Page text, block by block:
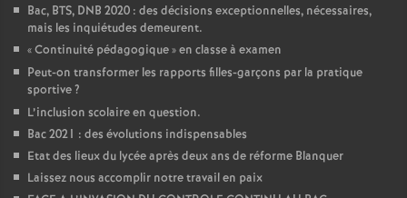
Bac, BTS, DNB 2020 : des décisions exceptionnelles, nécessaires,
mais les inquiétudes demeurent.
«Continuité pédagogique» en classe à examen
Peut-on transformer les rapports filles-garçons par la pratique
sportive?
L’inclusion scolaire en question.
Bac 2021 : des évolutions indispensables
Etat des lieux du lycée après deux ans de réforme Blanquer
Laissez nous accomplir notre travail en paix